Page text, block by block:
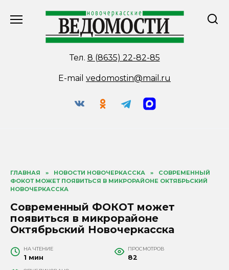
Тел. 8 (8635) 22-82-85
E-mail vedomostin@mail.ru
ГЛАВНАЯ » НОВОСТИ НОВОЧЕРКАССКА »
СОВРЕМЕННЫЙ
ФОКОТ МОЖЕТ ПОЯВИТЬСЯ В МИКРОРАЙОНЕ ОКТЯБРЬСКИЙ
НОВОЧЕРКАССКА
Современный ФОКОТ может
появиться в микрорайоне
Октябрьский Новочеркасска
НА ЧТЕНИЕ
1 мин
ПРОСМОТРОВ
82